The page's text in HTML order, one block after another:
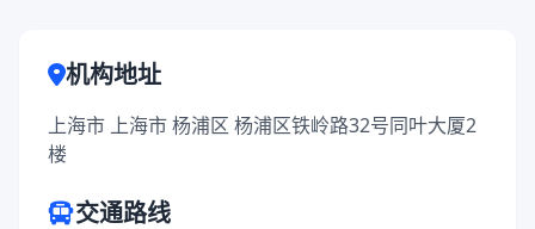
机构地址
上海市 上海市 杨浦区 杨浦区铁岭路32号同叶大厦2
楼
交通路线